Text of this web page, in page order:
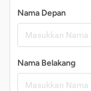
Nama Depan
Nama Belakang